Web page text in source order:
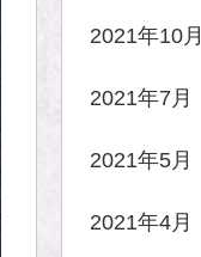
2021年10月
2021年7月
2021年5月
2021年4月